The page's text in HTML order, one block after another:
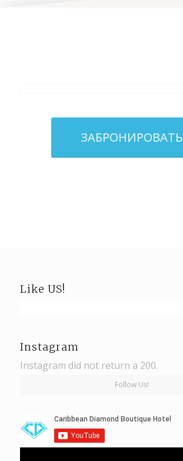
ЗАБРОНИРОВАТЬ
Like US!
Instagram
Instagram did not return a 200.
Follow Us!